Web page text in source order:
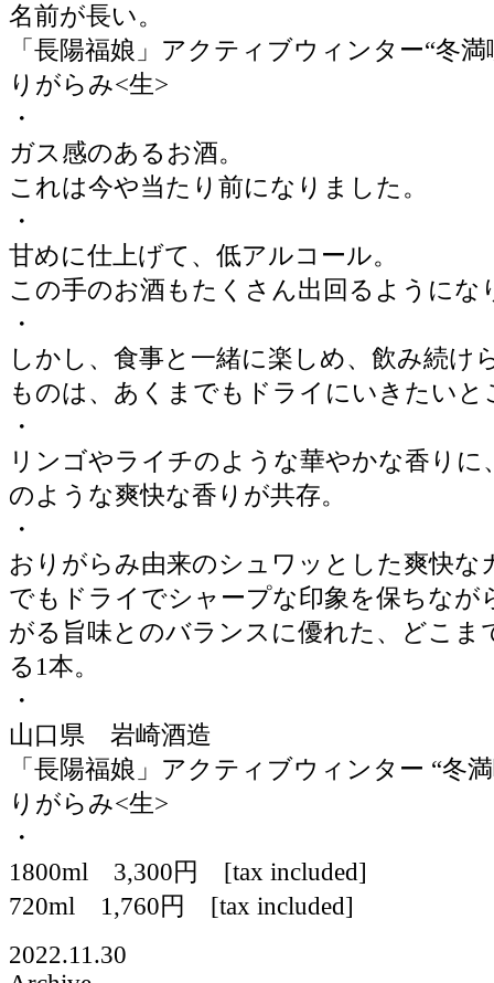
名前が長い。
「長陽福娘」アクティブウィンター“冬
りがらみ<生>
・
ガス感のあるお酒。
これは今や当たり前になりました。
・
甘めに仕上げて、低アルコール。
この手のお酒もたくさん出回るようにな
・
しかし、食事と一緒に楽しめ、飲み続け
ものは、あくまでもドライにいきたいと
・
リンゴやライチのような華やかな香り
のような爽快な香りが共存。
・
おりがらみ由来のシュワッとした爽快な
でもドライでシャープな印象を保ちなが
がる旨味とのバランスに優れた、どこま
る1本。
・
山口県 岩崎酒造
「長陽福娘」アクティブウィンター “冬
りがらみ<生>
・
1800ml 3,300円 [tax included]
720ml 1,760円 [tax included]
2022.11.30